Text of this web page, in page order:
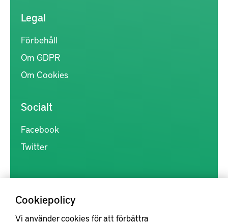
Cookiepolicy
Vi använder cookies för att förbättra
Legal
Förbehåll
Om GDPR
Om Cookies
Socialt
Facebook
Twitter